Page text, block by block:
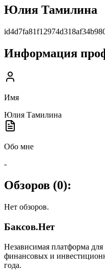
Юлия Тамилина
Информация
Имя
Юлия Тамилина
Обо мне
-
Обзоров (0):
Нет обзоров.
Баксов.Нет
Независимая платформа
финансовых и
года.